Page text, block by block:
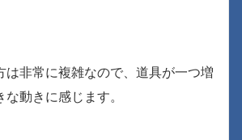
は非常に複雑なので、道具が一つ増
動きに感じます。